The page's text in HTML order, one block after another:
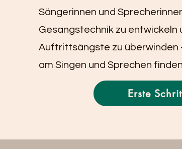
Sängerinnen und
Gesangstechnik zu entwickeln
Auftrittsängste zu überwinden
am Singen und Sprechen
Erste